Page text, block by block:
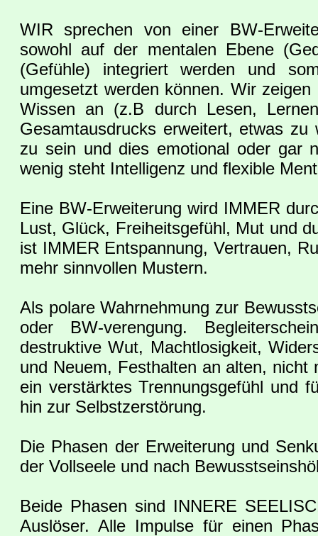
WIR sprechen von einer BW-
sowohl auf der mentalen Ebene
(Gefühle) integriert werden und
umgesetzt werden können. Wir
Wissen an (z.B durch Lesen,
Gesamtausdrucks erweitert, etwas
zu sein und dies emotional oder gar
wenig steht Intelligenz und flexible
Eine BW-Erweiterung wird IMMER
Lust, Glück, Freiheitsgefühl, Mut und
ist IMMER Entspannung, Vertrauen,
mehr sinnvollen Mustern.
Als polare Wahrnehmung zur
oder BW-verengung.
destruktive Wut, Machtlosigkeit,
und Neuem, Festhalten an alten,
ein verstärktes Trennungsgefühl und
hin zur Selbstzerstörung.
Die Phasen der Erweiterung und
der Vollseele und nach
Beide Phasen sind INNERE
Auslöser. Alle Impulse für einen